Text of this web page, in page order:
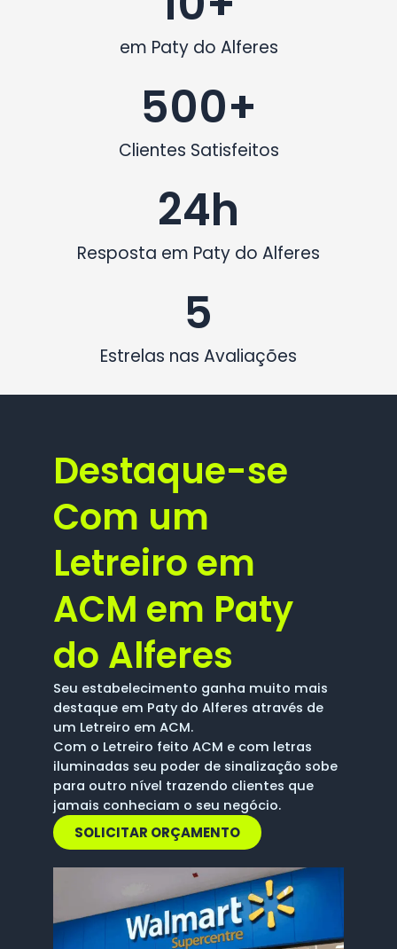
em Paty do Alferes
Clientes Satisfeitos
500+
Resposta em Paty do Alferes
24h
Estrelas nas Avaliações
5
Destaque-se
Com um
Letreiro em
ACM em Paty
do Alferes
Seu estabelecimento ganha muito mais
destaque em Paty do Alferes através de
um Letreiro em ACM.
Com o Letreiro feito ACM e com letras
iluminadas seu poder de sinalização sobe
para outro nível trazendo clientes que
jamais conheciam o seu negócio.
SOLICITAR ORÇAMENTO